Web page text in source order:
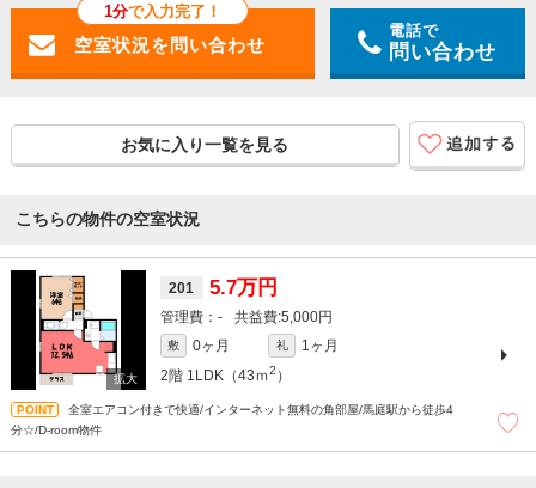
1分で入力完了！
電話で
問い合わせ
お気に入り一覧を見る
こちらの物件の空室状況
201 5.7万円
- 5,000円
敷 0ヶ月 礼
1ヶ月
2階 1LDK（43ｍ2 ）
全室エアコン付きで快適/インターネット無料の角部屋/馬庭駅から徒歩4
分☆/D-room物件